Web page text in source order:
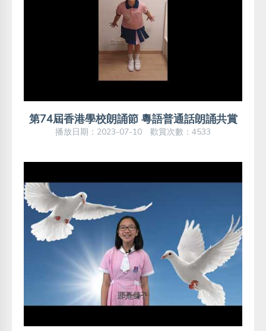
第74屆香港學校朗誦節 粵語普通話朗誦共賞
播放日期：2023-07-10 歡賞次數：4533